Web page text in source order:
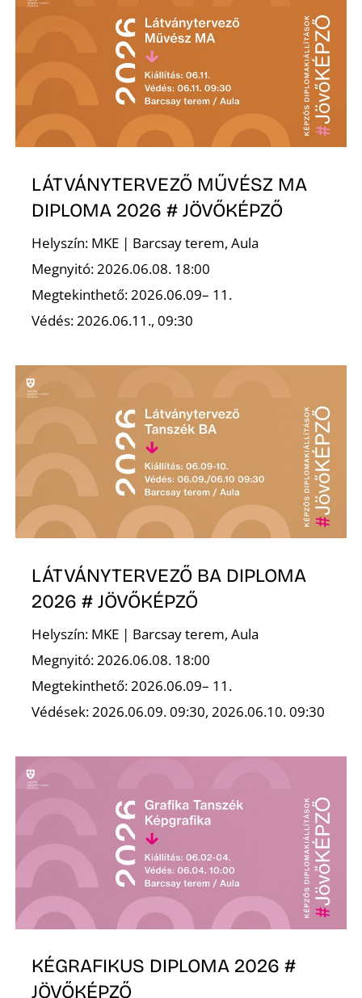
LÁTVÁNYTERVEZŐ MŰVÉSZ MA
DIPLOMA 2026 # JÖVŐKÉPZŐ
Helyszín: MKE | Barcsay terem, Aula
Megnyitó: 2026.06.08. 18:00
Megtekinthető: 2026.06.09– 11.
Védés: 2026.06.11., 09:30
LÁTVÁNYTERVEZŐ BA DIPLOMA
2026 # JÖVŐKÉPZŐ
Helyszín: MKE | Barcsay terem, Aula
Megnyitó: 2026.06.08. 18:00
Megtekinthető: 2026.06.09– 11.
Védések: 2026.06.09. 09:30, 2026.06.10. 09:30
KÉGRAFIKUS DIPLOMA 2026 #
JÖVŐKÉPZŐ